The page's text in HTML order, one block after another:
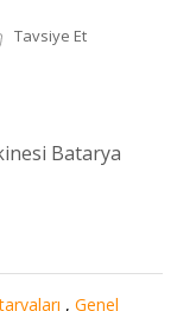
Tavsiye Et
Batarya
,Genel